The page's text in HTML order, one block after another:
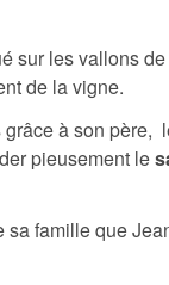
sur les vallons de
de la vigne.
à son père,
pieusement le
famille que